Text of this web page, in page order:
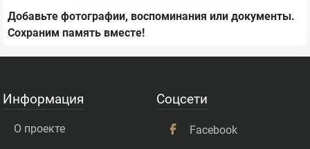
Добавьте фотографии, воспоминания или документы.
Сохраним память вместе!
Информация
О проекте
Соцсети
Facebook